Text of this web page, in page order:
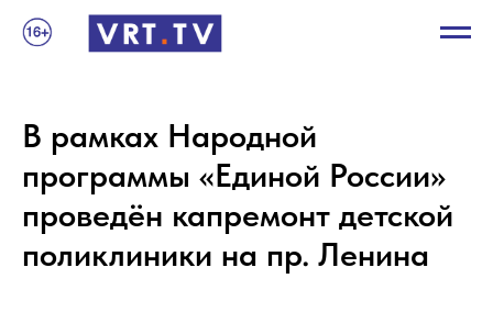
В рамках Народной
программы «Единой России»
проведён капремонт детской
поликлиники на пр. Ленина